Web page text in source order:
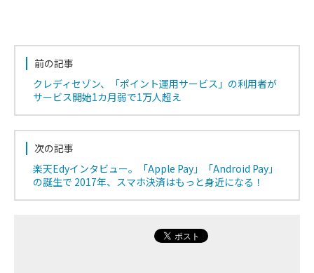
前の記事
クレディセゾン、「ポイント運用サービス」の利用者が
サービス開始1カ月弱で1万人超え
次の記事
楽天Edyインタビュー。「Apple Pay」「Android Pay」
の誕生で 2017年、スマホ決済はもっと身近になる！